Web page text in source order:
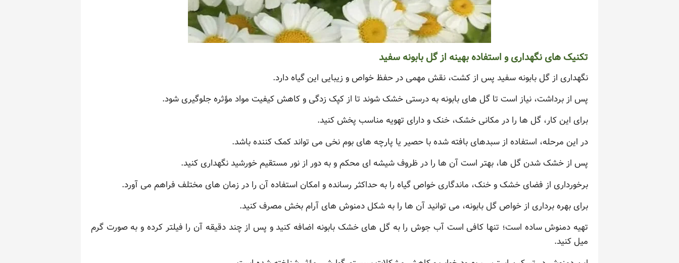
تکنیک های نگهداری و استفاده بهینه از گل بابونه سفید
نگهداری از گل بابونه سفید پس از کشت، نقش مهمی در حفظ خواص و زیبایی این گیاه دارد.
پس از برداشت، نیاز است تا گل های بابونه به درستی خشک شوند تا از کپک زدگی و کاهش کیفیت مواد مؤثره جلوگیری شود.
برای این کار، گل ها را در مکانی خشک، خنک و دارای تهویه مناسب پخش کنید.
در این مرحله، استفاده از سبدهای بافته شده با حصیر یا پارچه های بوم نخی می تواند کمک کننده باشد.
پس از خشک شدن گل ها، بهتر است آن ها را در ظروف شیشه ای محکم و به دور از نور مستقیم خورشید نگهداری کنید.
برخورداری از فضای خشک و خنک، ماندگاری خواص گیاه را به حداکثر رسانده و امکان استفاده آن را در زمان های مختلف فراهم می آورد.
برای بهره برداری از خواص گل بابونه، می توانید آن ها را به شکل دمنوش های آرام بخش مصرف کنید.
تهیه دمنوش ساده است؛ تنها کافی است آب جوش را به گل های خشک بابونه اضافه کنید و پس از چند دقیقه آن را فیلتر کرده و به صورت گرم
میل کنید.